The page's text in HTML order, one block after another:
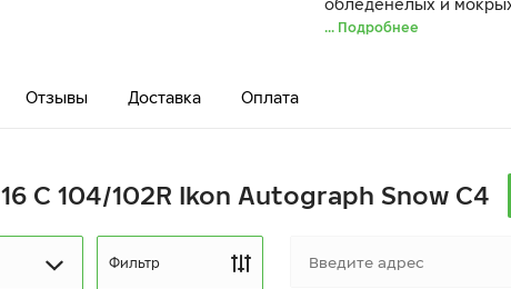
обледенелых и
... Подробнее
Отзывы Доставка Оплата
C 104/102R Ikon Autograph Snow C4
Фильтр